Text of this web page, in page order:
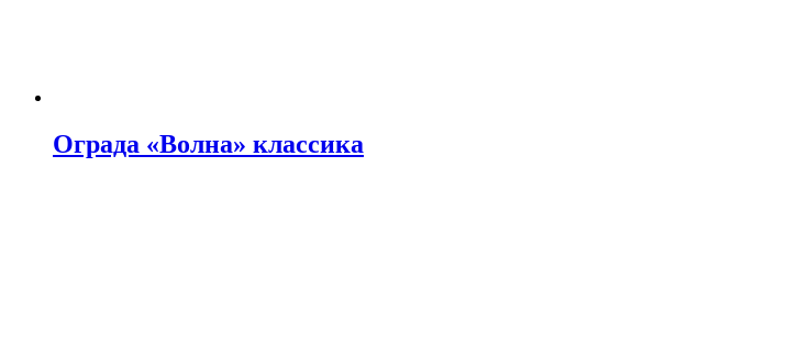
Ограда «Волна» классика